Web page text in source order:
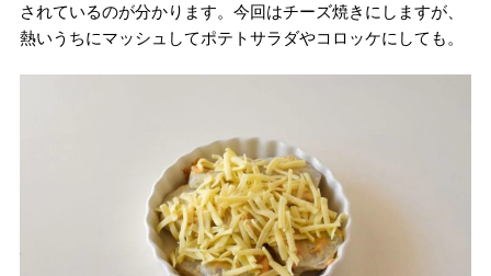
されているのが分かります。今回はチーズ焼きにしますが、
熱いうちにマッシュしてポテトサラダやコロッケにしても。